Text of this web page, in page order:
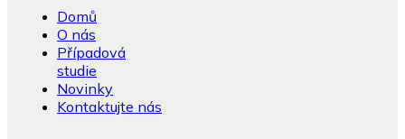
Domů
O nás
Případová
studie
Novinky
Kontaktujte nás